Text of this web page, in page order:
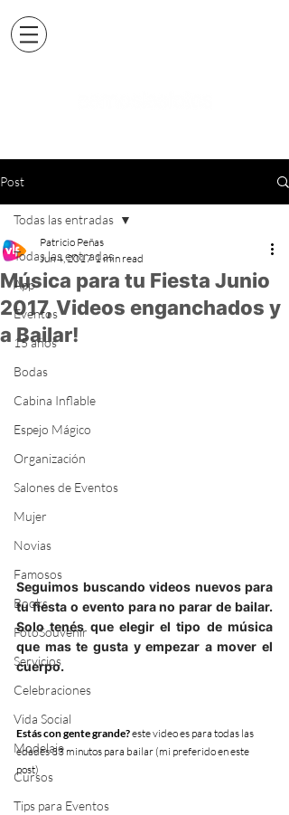
Post
Todas las entradas
App
Eventos
15 años
Bodas
Cabina Inflable
Espejo Mágico
Organización
Salones de Eventos
Mujer
Novias
Famosos
Books
FotoSouvenir
Servicios
Celebraciones
Vida Social
Modelaje
Cursos
Tips para Eventos
Todas las entradas
Música para tu Fiesta Junio
2017, Videos enganchados y
a Bailar!
Patricio Peñas
Jun 4, 2017 1 min read
Seguimos buscando videos nuevos para
tu fiesta o evento para no parar de bailar.
Solo tenés que elegir el tipo de música
que mas te gusta y empezar a mover el
cuerpo.
Estás con gente grande? este video es para todas las
edades 33 minutos para bailar (mi preferido en este
post)